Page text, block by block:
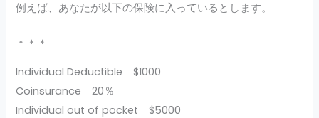
例えば、あなたが以下の保険に入っているとします。
＊＊＊
Individual Deductible $1000
Coinsurance 20％
Individual out of pocket $5000